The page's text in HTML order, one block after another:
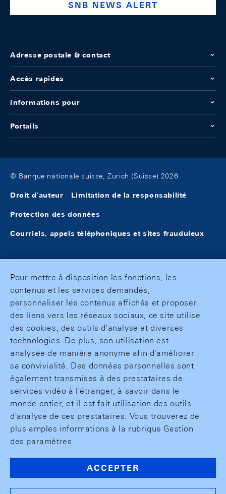
SNB NEWS ALERT
Adresse postale & contact
Accès rapides
Informations pour
Portails
© Banque nationale suisse, Zurich (Suisse) 2026
Droit d'auteur Limitation de la responsabilité
Protection des données
Courriels, appels téléphoniques et sites frauduleux
Pour mettre à disposition les fonctions, les
contenus et les services demandés,
personnaliser les contenus affichés et proposer
des liens vers les réseaux sociaux, ce site utilise
des cookies, des outils d'analyse et diverses
technologies. De plus, son utilisation est
analysée de manière anonyme afin d'améliorer
sa convivialité. Des données personnelles sont
également transmises à des prestataires de
services vidéo à l'étranger, à savoir dans le
monde entier, et il est fait utilisation des outils
d'analyse de ces prestataires. Vous trouverez de
plus amples informations à la rubrique Gestion
des paramètres.
ACCEPTER